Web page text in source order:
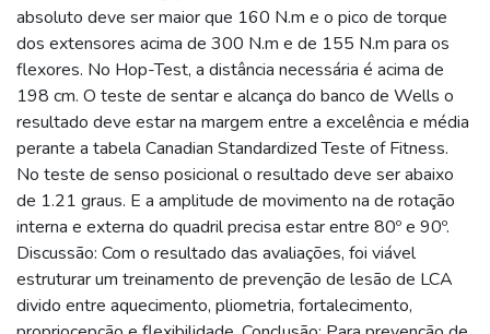
absoluto deve ser maior que 160 N.m e o pico de torque
dos extensores acima de 300 N.m e de 155 N.m para os
flexores. No Hop-Test, a distância necessária é acima de
198 cm. O teste de sentar e alcança do banco de Wells o
resultado deve estar na margem entre a excelência e média
perante a tabela Canadian Standardized Teste of Fitness.
No teste de senso posicional o resultado deve ser abaixo
de 1.21 graus. E a amplitude de movimento na de rotação
interna e externa do quadril precisa estar entre 80º e 90º.
Discussão: Com o resultado das avaliações, foi viável
estruturar um treinamento de prevenção de lesão de LCA
divido entre aquecimento, pliometria, fortalecimento,